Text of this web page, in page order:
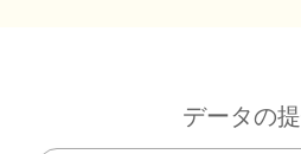
データの